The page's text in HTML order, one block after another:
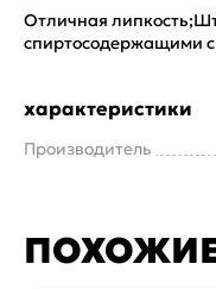
Отличная
спиртосодержащими
характеристики
Производитель